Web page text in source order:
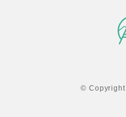
© Copyright